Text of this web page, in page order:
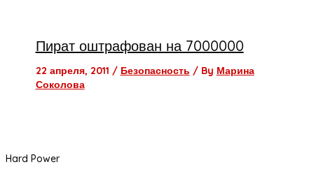
Пират оштрафован на 7000000
22 апреля, 2011 / Безопасность / By Марина
Соколова
Hard Power